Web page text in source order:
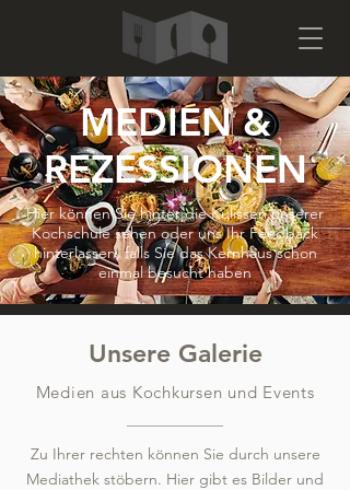
MEDIEN &
REZESSIONEN
Hier können Sie hinter die Kulissen unserer
Kochschule sehen oder uns Ihr Feedback
hinterlassen, falls Sie das Kernhaus schon
einmal besucht haben
Unsere Galerie
Medien aus Kochkursen und Events
Zu Ihrer rechten können Sie durch unsere
Mediathek stöbern. Hier gibt es Bilder und